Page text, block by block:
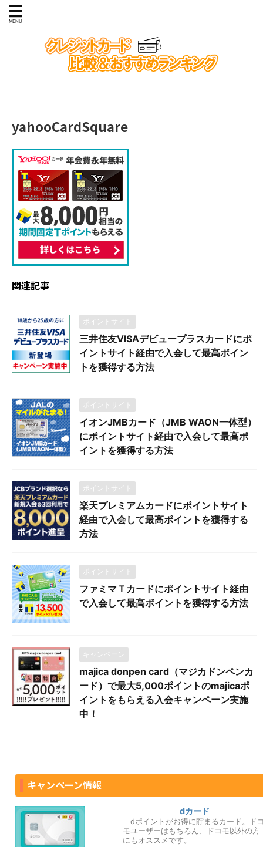
yahooCardSquare
関連記事
ポイントサイト
三井住友VISAデビュープラスカードにポ
イントサイト経由で入会して最高ポイン
トを獲得する方法
ポイントサイト
イオンJMBカード（JMB WAON一体型）
にポイントサイト経由で入会して最高ポ
イントを獲得する方法
ポイントサイト
楽天プレミアムカードにポイントサイト
経由で入会して最高ポイントを獲得する
方法
ポイントサイト
ファミマＴカードにポイントサイト経由
で入会して最高ポイントを獲得する方法
キャンペーン
majica donpen card（マジカドンペンカ
ード）で最大5,000ポイントのmajicaポ
イントをもらえる入会キャンペーン実施
中！
キャンペーン情報
dカード
dポイントがお得に貯まるカード。ド
モユーザーはもちろん、ドコモ以外の方
にもオススメです。